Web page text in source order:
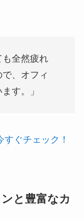
も全然疲れ
、オフィ
す。」
ぐチェック！
と豊富なカ